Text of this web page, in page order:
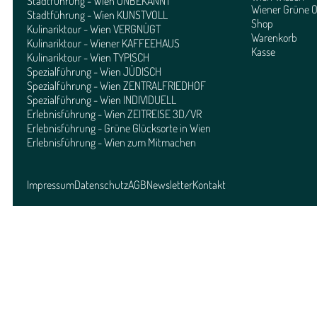
Stadtführung - Wien KUNSTVOLL
Kulinariktour - Wien VERGNÜGT
Kulinariktour - Wiener KAFFEEHAUS
Kulinariktour - Wien TYPISCH
Spezialführung - Wien JÜDISCH
Spezialführung - Wien ZENTRALFRIEDHOF
Spezialführung - Wien INDIVIDUELL
Erlebnisführung - Wien ZEITREISE 3D/VR
Erlebnisführung - Grüne Glücksorte in Wien
Erlebnisführung - Wien zum Mitmachen
Wiener Grüne
Shop
Warenkorb
Kasse
ImpressumDatenschutzAGBNewsletterKontakt